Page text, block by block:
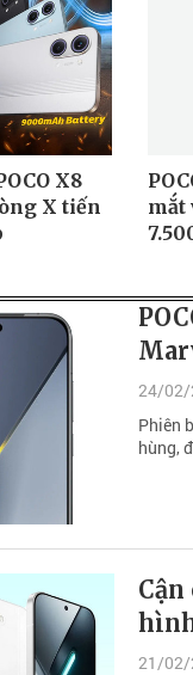
X8
X tiến
mắt
24/02/
Phiên
hùng,
Cận
21/02/